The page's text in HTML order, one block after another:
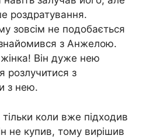
роздратування.
зовсім не подобається
з Анжелою.
Він дуже нею
розлучитися з
з нею.
коли вже підходив
не купив, тому вирішив